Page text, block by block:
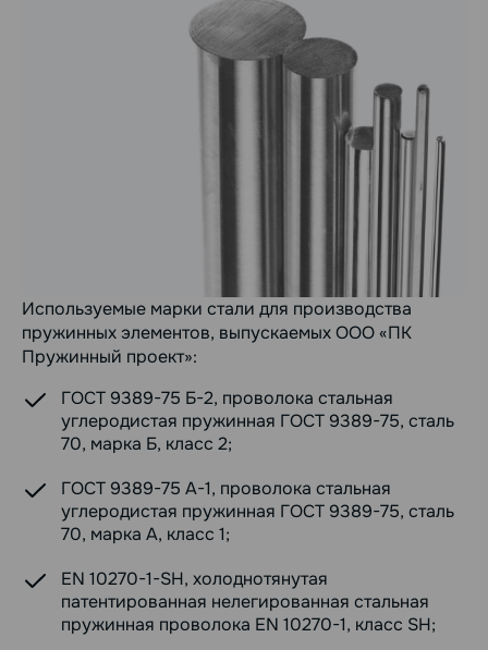
Используемые марки стали для производства
пружинных элементов, выпускаемых ООО «ПК
Пружинный проект»:
ГОСТ 9389-75 Б-2, проволока стальная
углеродистая пружинная ГОСТ 9389-75, сталь
70, марка Б, класс 2;
ГОСТ 9389-75 А-1, проволока стальная
углеродистая пружинная ГОСТ 9389-75, сталь
70, марка А, класс 1;
EN 10270-1-SH, холоднотянутая
патентированная нелегированная стальная
пружинная проволока EN 10270-1, класс SH;